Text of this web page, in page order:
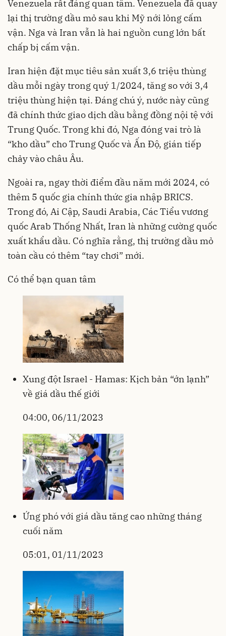
Venezuela rất đáng quan tâm. Venezuela đã quay
lại thị trường dầu mỏ sau khi Mỹ nới lỏng cấm
vận. Nga và Iran vẫn là hai nguồn cung lớn bất
chấp bị cấm vận.
Iran hiện đặt mục tiêu sản xuất 3,6 triệu thùng
dầu mỗi ngày trong quý 1/2024, tăng so với 3,4
triệu thùng hiện tại. Đáng chú ý, nước này cũng
đã chính thức giao dịch dầu bằng đồng nội tệ với
Trung Quốc. Trong khi đó, Nga đóng vai trò là
“kho dầu” cho Trung Quốc và Ấn Độ, gián tiếp
chảy vào châu Âu.
Ngoài ra, ngay thời điểm đầu năm mới 2024, có
thêm 5 quốc gia chính thức gia nhập BRICS.
Trong đó, Ai Cập, Saudi Arabia, Các Tiểu vương
quốc Arab Thống Nhất, Iran là những cường quốc
xuất khẩu dầu. Có nghĩa rằng, thị trường dầu mỏ
toàn cầu có thêm “tay chơi” mới.
Có thể bạn quan tâm
Xung đột Israel - Hamas: Kịch bản “ớn lạnh”
về giá dầu thế giới
04:00, 06/11/2023
Ứng phó với giá dầu tăng cao những tháng
cuối năm
05:01, 01/11/2023